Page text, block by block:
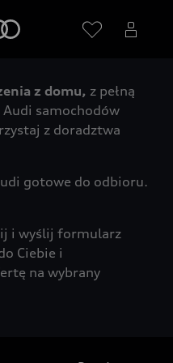
Audi
z domu, z pełną
samochodów
z doradztwa
gotowe do odbioru.
i wyślij formularz
Ciebie i
na wybrany